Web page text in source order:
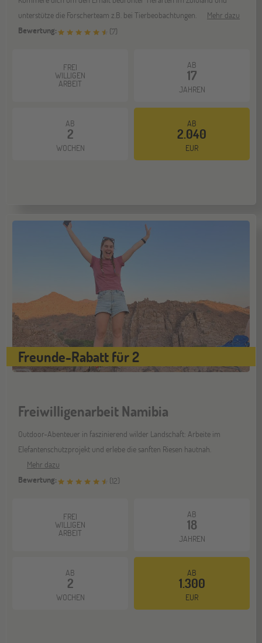
Jugendbildungsmesse JuBi
Münster
Jugendbildungsmesse JuBi
unterstütze die Forscherteam z.B. bei Tierbeobachtungen.
Mehr dazu
Bewertung:
(7)
FREI
WILLIGEN
ARBEIT
AB
17
JAHREN
AB
2
WOCHEN
AB
2.040
EUR
Freunde-Rabatt für 2
Freiwilligenarbeit Namibia
Outdoor-Abenteuer in faszinierend wilder Landschaft: Arbeite im
Elefantenschutzprojekt und erlebe die sanften Riesen hautnah.
Mehr dazu
Bewertung:
(12)
FREI
WILLIGEN
ARBEIT
AB
18
JAHREN
AB
2
WOCHEN
AB
1.300
EUR